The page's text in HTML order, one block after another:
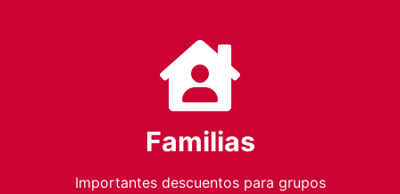
Familias
Importantes descuentos para grupos